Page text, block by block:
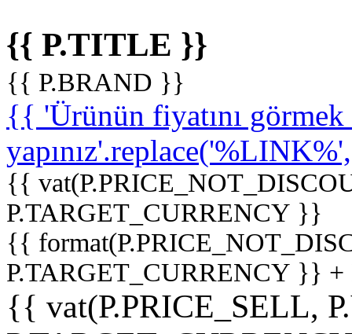
{{ P.TITLE }}
{{ P.BRAND }}
{{ 'Ürünün fiyatını
{{
P.TARGET_CURRENCY }}
{{
P.TARGET_CURRENCY }}
{{ vat(P.PRICE_SELL,